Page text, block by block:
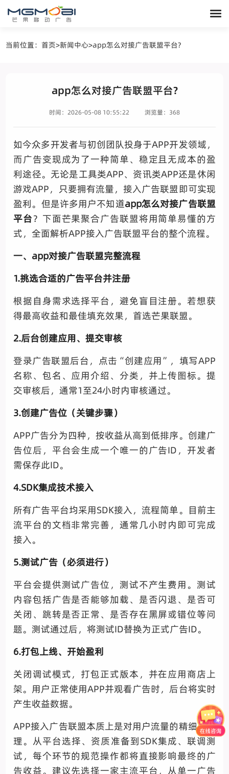
当前位置：首页>新闻中心>app怎么对接广告联盟平台?
app怎么对接广告联盟平台?
时间：2026-05-08 10:55:22 浏览量：368
如今众多开发者与初创团队投身于APP开发领域，
而广告变现成为了一种简单、稳定且无成本的盈
利途径。无论是工具类APP、资讯类APP还是休闲
游戏APP，只要拥有流量，接入广告联盟即可实现
盈利。但是许多用户不知道app怎么对接广告联盟
平台？下面芒果聚合广告联盟将用简单易懂的方
式，全面解析APP接入广告联盟平台的整个流程。
一、app对接广告联盟完整流程
1.挑选合适的广告平台并注册
根据自身需求选择平台，避免盲目注册。若想获
得最高收益和最佳填充效果，首选芒果联盟。
2.后台创建应用、提交审核
登录广告联盟后台，点击“创建应用”，填写APP
名称、包名、应用介绍、分类，并上传图标。提
交审核后，通常1至24小时内审核通过。
3.创建广告位（关键步骤）
APP广告分为四种，按收益从高到低排序。创建广
告位后，平台会生成一个唯一的广告ID，开发者
需保存此ID。
4.SDK集成技术接入
所有广告平台均采用SDK接入，流程简单。目前主
流平台的文档非常完善，通常几小时内即可完成
接入。
5.测试广告（必须进行）
平台会提供测试广告位，测试不产生费用。测试
内容包括广告是否能够加载、是否闪退、是否可
关闭、跳转是否正常、是否存在黑屏或错位等问
题。测试通过后，将测试ID替换为正式广告ID。
6.打包上线、开始盈利
关闭调试模式，打包正式版本，并在应用商店上
架。用户正常使用APP并观看广告时，后台将实时
产生收益数据。
APP接入广告联盟本质上是对用户流量的精细化管
理。从平台选择、资质准备到SDK集成、联调测
试，每个环节的规范操作都将直接影响最终的广
告收益。建议先选择一家主流平台，从单一广告